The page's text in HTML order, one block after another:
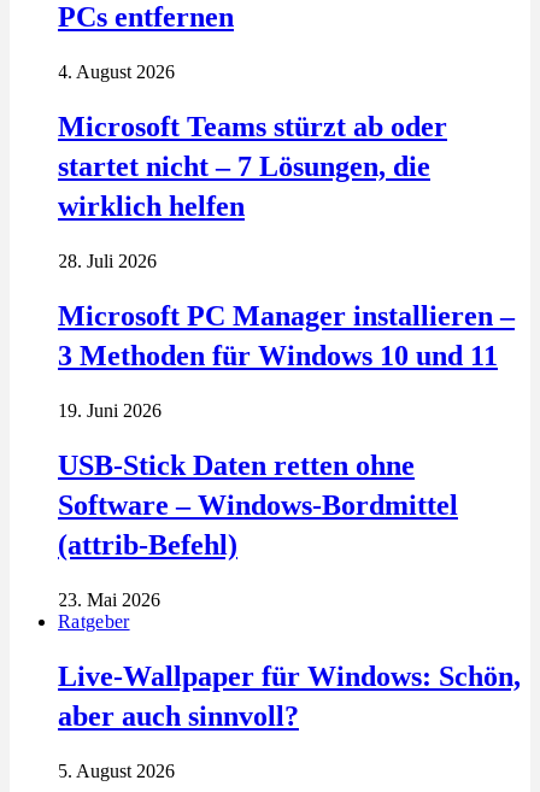
PCs entfernen
4. August 2026
Microsoft Teams stürzt ab oder
startet nicht – 7 Lösungen, die
wirklich helfen
28. Juli 2026
Microsoft PC Manager installieren –
3 Methoden für Windows 10 und 11
19. Juni 2026
USB-Stick Daten retten ohne
Software – Windows-Bordmittel
(attrib-Befehl)
23. Mai 2026
Ratgeber
Live-Wallpaper für Windows: Schön,
aber auch sinnvoll?
5. August 2026